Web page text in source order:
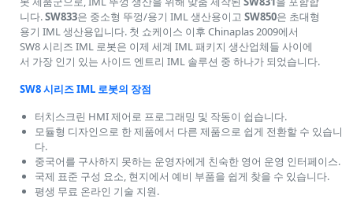
니다.SW833은 중소형 뚜껑/용기 IML 생산용이고 SW850은 초대형
용기 IML 생산용입니다. 첫 쇼케이스 이후 Chinaplas 2009에서
SW8 시리즈 IML 로봇은 이제 세계 IML 패키지 생산업체들 사이에
서 가장 인기 있는 사이드 엔트리 IML 솔루션 중 하나가 되었습니다.
SW8 시리즈 IML 로봇의 장점
터치스크린 HMI 제어로 프로그래밍 및 작동이 쉽습니다.
모듈형 디자인으로 한 제품에서 다른 제품으로 쉽게 전환할 수 있습니
다.
중국어를 구사하지 못하는 운영자에게 친숙한 영어 운영 인터페이스.
국제 표준 구성 요소, 현지에서 예비 부품을 쉽게 찾을 수 있습니다.
평생 무료 온라인 기술 지원.